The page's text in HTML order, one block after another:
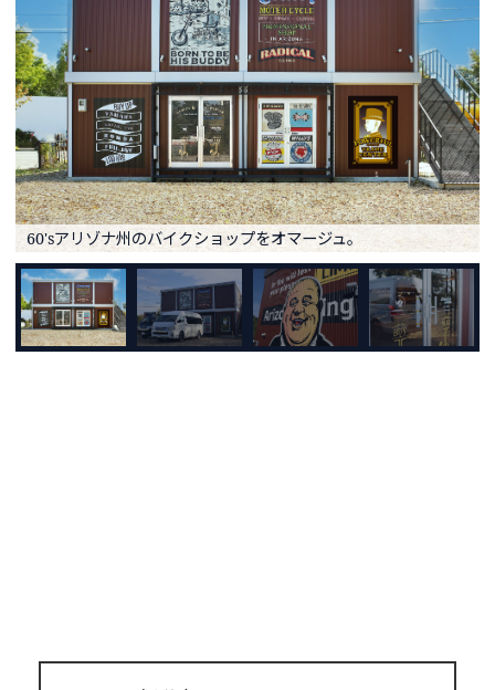
60'sアリゾナ州のバイクショップをオマージュ。